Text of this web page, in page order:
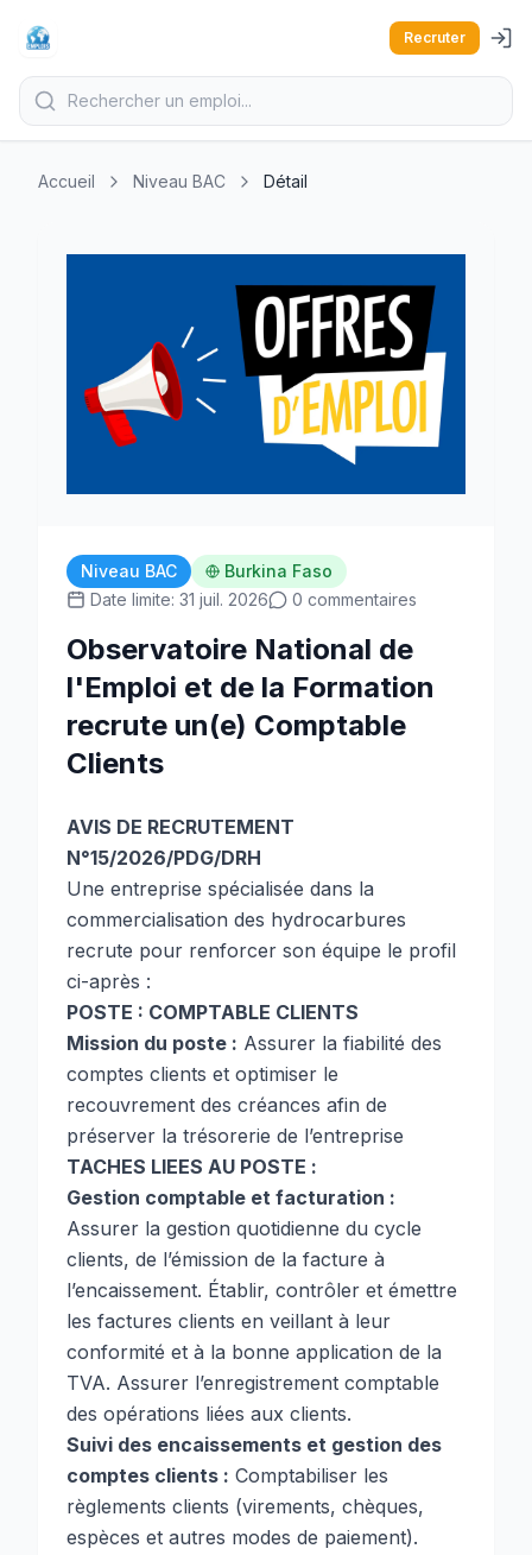
Recruter
Accueil Niveau BAC Détail
Niveau BAC
Burkina Faso
Date limite: 31 juil. 2026
0 commentaires
Observatoire National de
l'Emploi et de la Formation
recrute un(e) Comptable
Clients
AVIS DE RECRUTEMENT
N°15/2026/PDG/DRH
Une entreprise spécialisée dans la
commercialisation des hydrocarbures
recrute pour renforcer son équipe le profil
ci-après :
POSTE : COMPTABLE CLIENTS
Mission du poste : Assurer la fiabilité des
comptes clients et optimiser le
recouvrement des créances afin de
préserver la trésorerie de l’entreprise
TACHES LIEES AU POSTE :
Gestion comptable et facturation :
Assurer la gestion quotidienne du cycle
clients, de l’émission de la facture à
l’encaissement. Établir, contrôler et émettre
les factures clients en veillant à leur
conformité et à la bonne application de la
TVA. Assurer l’enregistrement comptable
des opérations liées aux clients.
Suivi des encaissements et gestion des
comptes clients : Comptabiliser les
règlements clients (virements, chèques,
espèces et autres modes de paiement).